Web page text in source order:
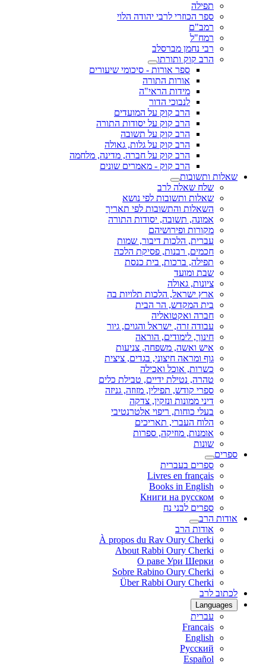
תפילה
ספר הכוזרי לרבי יהודה הלוי
רמב"ם
רמח"ל
רבי נחמן מברסלב
הרב קוק ותורתו
ספר אורות - סיכומי שיעורים
אורות התורה
מידות הראי"ה
לנבוכי הדור
הרב קוק על המועדים
הרב קוק על יסודות התורה
הרב קוק על תשובה
הרב קוק על גלות, גאולה
הרב קוק על חברה, מדינה, מלחמה
הרב קוק - מאמרים שונים
שאלות ותשובות
שלח שאלה לרב
שאלות ותשובות לפי נושא
השאלות והתשובות לפי תאריך
אמונה, תשובה, יסודות התורה
מקורות ופירושיהם
עברית, הלכות דיבור, שמות
חכמים, רבנות, פסיקת הלכה
תפילה, ברכות, בית כנסת
שבת ומועד
ציונות, גאולה
ארץ ישראל, הלכות תלויות בה
בית המקדש, הר הבית
חברה ואקטואליה
עבודה זרה, ישראל והגוים, גיור
חינוך, לימודים, הוראה
איש ואשה, משפחה, צניעות
גוף ומראה חיצוני, בגדים, ציצית
כשרות, אוכל ואכילה
טהרה, נטילת ידיים, טבילת כלים
ספרי קודש, תפילין, מזוזה, גניזה
דיני ממונות ונזקין, צדקה
בעלי כוחות, ריפוי אלטרנטיבי
הלוח העברי, תאריכים
אומנות, מוזיקה, ספרות
שונות
ספרים
ספרים בעברית
Livres en français
Books in English
Книги на русском
ספרים לבני נח
אודות הרב
אודות הרב
À propos du Rav Oury Cherki
About Rabbi Oury Cherki
О раве Ури Шерки
Sobre Rabino Oury Cherki
Über Rabbi Oury Cherki
לכתוב לרב
Languages
עברית
Français
English
Русский
Español